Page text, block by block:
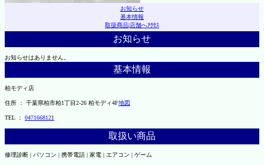
お知らせ
基本情報
取扱商品|店舗へｱｸｾｽ
お知らせ
お知らせはありません。
基本情報
柏モディ店
住所 ： 千葉県柏市柏1丁目2-26 柏モディ4F地図
TEL ： 0471668121
取扱い商品
修理診断 | パソコン | 携帯電話 | 家電 | エアコン | ゲーム